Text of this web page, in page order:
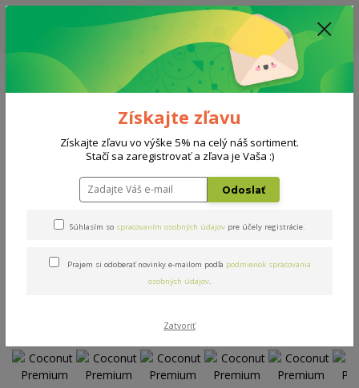
ZĽAVA: VŠETKY VYSTAVENÉ POSTELE ZA 400€ - CENA MATRACU A ROŠTU
PODĽA VÝBERU / DODACIA LEHOTA JE AKTUÁLNE 10-15 PRACOVNÝCH
Menu
0908 777 700 Po-So: 10-18 hod.
0
Matrace Coconut Premium
Coconut Premium
Novinka
Získajte zľavu
Získajte zľavu vo výške 5% na celý náš sortiment.
Stačí sa zaregistrovať a zľava je Vaša :)
Odoslať
Súhlasím so spracovaním osobných údajov pre účely registrácie.
Prajem si odoberať novinky e-mailom podľa podmienok spracovania
osobných údajov.
Zatvoriť